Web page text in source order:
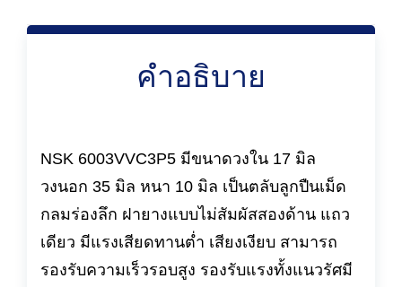
คำอธิบาย
NSK 6003VVC3P5 มีขนาดวงใน 17 มิล
วงนอก 35 มิล หนา 10 มิล เป็นตลับลูกปืนเม็ด
กลมร่องลึก ฝายางแบบไม่สัมผัสสองด้าน แถว
เดียว มีแรงเสียดทานต่ำ เสียงเงียบ สามารถ
รองรับความเร็วรอบสูง รองรับแรงทั้งแนวรัศมี